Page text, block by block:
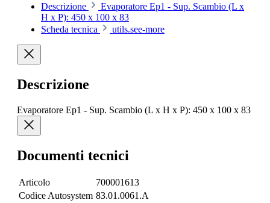
Descrizione
Evaporatore Ep1 - Sup. Scambio (L x
H x P): 450 x 100 x 83
Scheda tecnica
utils.see-more
Descrizione
Evaporatore Ep1 - Sup. Scambio (L x H x P): 450 x 100 x 83
Documenti tecnici
Articolo
700001613
Codice Autosystem 83.01.0061.A